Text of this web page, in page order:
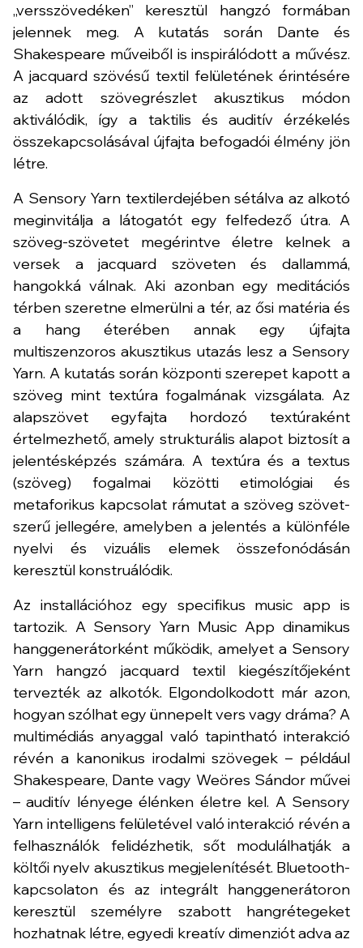
„versszövedéken” keresztül hangzó formában
jelennek meg. A kutatás során Dante és
Shakespeare műveiből is inspirálódott a művész.
A jacquard szövésű textil felületének érintésére
az adott szövegrészlet akusztikus módon
aktiválódik, így a taktilis és auditív érzékelés
összekapcsolásával újfajta befogadói élmény jön
létre.
A Sensory Yarn textilerdejében sétálva az alkotó
meginvitálja a látogatót egy felfedező útra. A
szöveg-szövetet megérintve életre kelnek a
versek a jacquard szöveten és dallammá,
hangokká válnak. Aki azonban egy meditációs
térben szeretne elmerülni a tér, az ősi matéria és
a hang éterében annak egy újfajta
multiszenzoros akusztikus utazás lesz a Sensory
Yarn. A kutatás során központi szerepet kapott a
szöveg mint textúra fogalmának vizsgálata. Az
alapszövet egyfajta hordozó textúraként
értelmezhető, amely strukturális alapot biztosít a
jelentésképzés számára. A textúra és a textus
(szöveg) fogalmai közötti etimológiai és
metaforikus kapcsolat rámutat a szöveg szövet-
szerű jellegére, amelyben a jelentés a különféle
nyelvi és vizuális elemek összefonódásán
keresztül konstruálódik.
Az installációhoz egy specifikus music app is
tartozik. A Sensory Yarn Music App dinamikus
hanggenerátorként működik, amelyet a Sensory
Yarn hangzó jacquard textil kiegészítőjeként
tervezték az alkotók. Elgondolkodott már azon,
hogyan szólhat egy ünnepelt vers vagy dráma? A
multimédiás anyaggal való tapintható interakció
révén a kanonikus irodalmi szövegek – például
Shakespeare, Dante vagy Weöres Sándor művei
– auditív lényege élénken életre kel. A Sensory
Yarn intelligens felületével való interakció révén a
felhasználók felidézhetik, sőt modulálhatják a
költői nyelv akusztikus megjelenítését. Bluetooth-
kapcsolaton és az integrált hanggenerátoron
keresztül személyre szabott hangrétegeket
hozhatnak létre, egyedi kreatív dimenziót adva az